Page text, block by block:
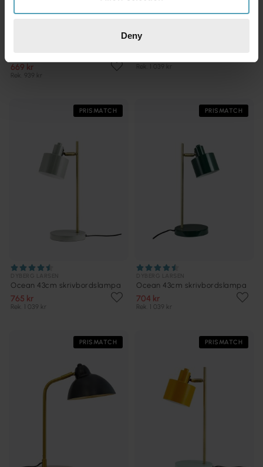
Deny
669 kr
Rek. 939 kr
DYBERG LARSEN
Rek. 1 039 kr
PRISMATCH
Ocean 43cm skrivbordslampa
765 kr
Rek. 1 039 kr
PRISMATCH
Ocean 43cm skrivbordslampa
704 kr
Rek. 1 039 kr
PRISMATCH PRISMATCH